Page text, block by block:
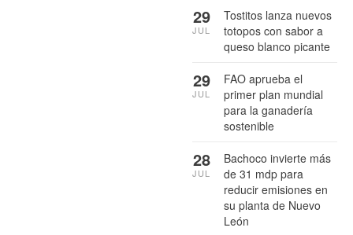
Tostitos lanza nuevos
totopos con sabor a
queso blanco picante
29
JUL
FAO aprueba el
primer plan mundial
para la ganadería
sostenible
29
JUL
Bachoco invierte más
de 31 mdp para
reducir emisiones en
su planta de Nuevo
León
28
JUL